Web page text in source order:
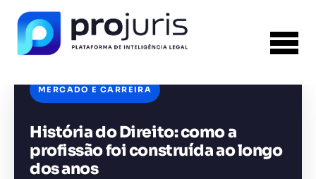
MERCADO E CARREIRA
História do Direito: como a
profissão foi construída ao longo
dos anos
FERRAMENTA RECOMENDADA PARA ESTE
CONTEÚDO
Gestão de Contratos